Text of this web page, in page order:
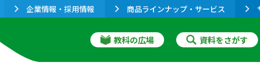
企業情報・採用情報 商品ラインナップ・サービス
教科の広場 資料をさがす